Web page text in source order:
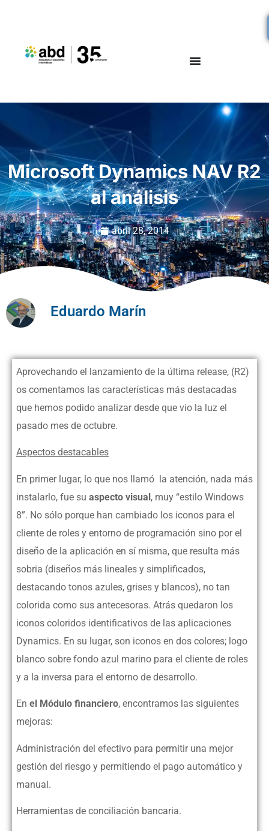
Microsoft Dynamics NAV R2
al análisis
abril 28, 2014
Eduardo Marín
Aprovechando el lanzamiento de la última release, (R2)
os comentamos las características más destacadas
que hemos podido analizar desde que vio la luz el
pasado mes de octubre.
Aspectos destacables
En primer lugar, lo que nos llamó la atención, nada más
instalarlo, fue su aspecto visual, muy “estilo Windows
8”. No sólo porque han cambiado los iconos para el
cliente de roles y entorno de programación sino por el
diseño de la aplicación en sí misma, que resulta más
sobria (diseños más lineales y simplificados,
destacando tonos azules, grises y blancos), no tan
colorida como sus antecesoras. Atrás quedaron los
iconos coloridos identificativos de las aplicaciones
Dynamics. En su lugar, son iconos en dos colores; logo
blanco sobre fondo azul marino para el cliente de roles
y a la inversa para el entorno de desarrollo.
En el Módulo financiero, encontramos las siguientes
mejoras:
Administración del efectivo para permitir una mejor
gestión del riesgo y permitiendo el pago automático y
manual.
Herramientas de conciliación bancaria.